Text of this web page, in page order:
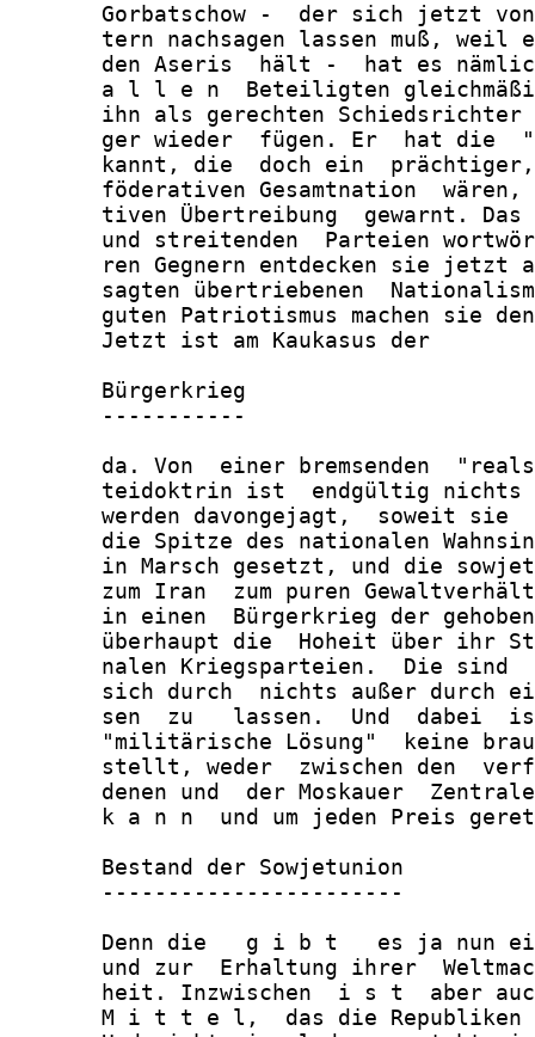
Gorbatschow -  der sich jetzt
tern nachsagen lassen muß, weil
den Aseris  hält -  hat es
a l l e n  Beteiligten
ihn als gerechten
ger wieder  fügen. Er  hat die
kannt, die  doch ein
föderativen Gesamtnation
tiven Übertreibung  gewarnt.
und streitenden  Parteien
ren Gegnern entdecken sie jetzt
sagten übertriebenen
guten Patriotismus machen sie
       Jetzt ist am Kaukasus der
       Bürgerkrieg
       -----------
da. Von  einer bremsenden
teidoktrin ist  endgültig
werden davongejagt,  soweit sie
die Spitze des nationalen
in Marsch gesetzt, und die
zum Iran  zum puren
in einen  Bürgerkrieg der
überhaupt die  Hoheit über ihr
nalen Kriegsparteien.  Die sind
sich durch  nichts außer durch
sen  zu   lassen.  Und  dabei
"militärische Lösung"  keine
stellt, weder  zwischen den
denen und  der Moskauer
k a n n  und um jeden Preis
       Bestand der Sowjetunion
       -----------------------
Denn die   g i b t   es ja nun
und zur  Erhaltung ihrer
heit. Inzwischen  i s t  aber
M i t t e l,  das die